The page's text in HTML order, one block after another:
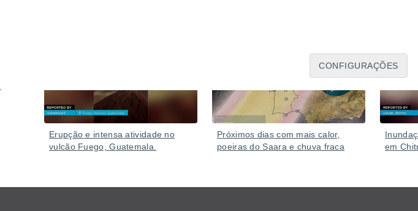
CONFIGURAÇÕES
Erupção e intensa atividade no
vulcão Fuego, Guatemala.
Próximos dias com mais calor,
poeiras do Saara e chuva fraca
em